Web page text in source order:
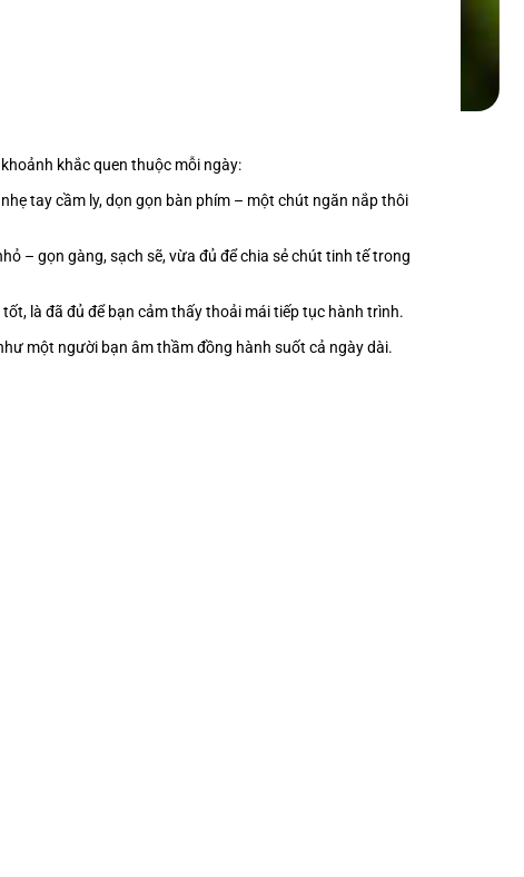
khắc quen thuộc mỗi ngày:
tay cầm ly, dọn gọn bàn phím – một chút ngăn nắp thôi
– gọn gàng, sạch sẽ, vừa đủ để chia sẻ chút tinh tế trong
là đã đủ để bạn cảm thấy thoải mái tiếp tục hành trình.
một người bạn âm thầm đồng hành suốt cả ngày dài.